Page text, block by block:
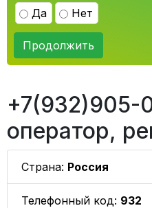
Да Нет
Продолжить
+7(932)905-
оператор,
Страна: Россия
Телефонный код: 932